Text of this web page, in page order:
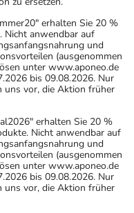
erhalten Sie 20 %
Nicht anwendbar auf
und
(ausgenommen
unter www.aponeo.de
bis 09.08.2026. Nur
uns vor, die Aktion früher
erhalten Sie 20 %
Nicht anwendbar auf
und
(ausgenommen
unter www.aponeo.de
bis 09.08.2026. Nur
uns vor, die Aktion früher